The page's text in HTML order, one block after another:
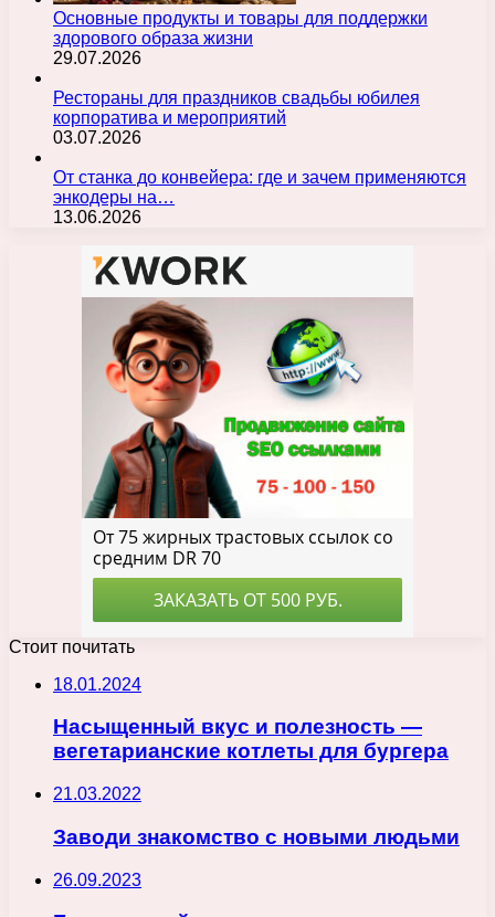
Основные продукты и товары для поддержки
здорового образа жизни
29.07.2026
Рестораны для праздников свадьбы юбилея
корпоратива и мероприятий
03.07.2026
От станка до конвейера: где и зачем применяются
энкодеры на…
13.06.2026
Стоит почитать
18.01.2024
Насыщенный вкус и полезность —
вегетарианские котлеты для бургера
21.03.2022
Заводи знакомство с новыми людьми
26.09.2023